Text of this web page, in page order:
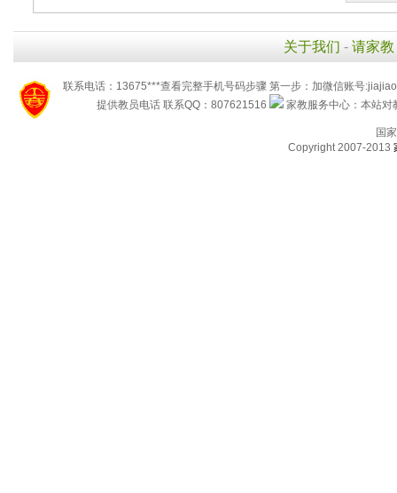
关于我们 - 请家教
联系电话：13675***查看完整手机号码步骤 第一步：加微信账号
提供教员电话 联系QQ：807621516
家教服务中心：本站
国
Copyright 2007-2013